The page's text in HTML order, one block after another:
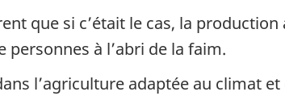
que si c’était le cas, la
à l’abri de la faim.
l’agriculture adaptée au climat